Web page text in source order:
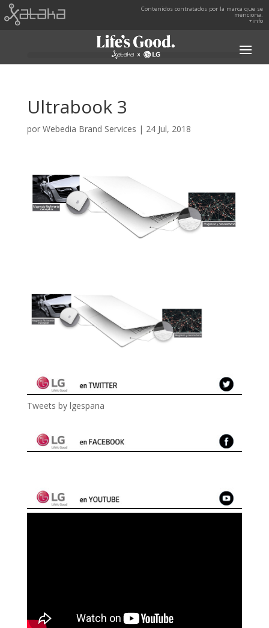
Contenidos contratados por la marca que se
menciona.
+info
Ultrabook 3
por Webedia Brand Services | 24 Jul, 2018
Tweets by lgespana